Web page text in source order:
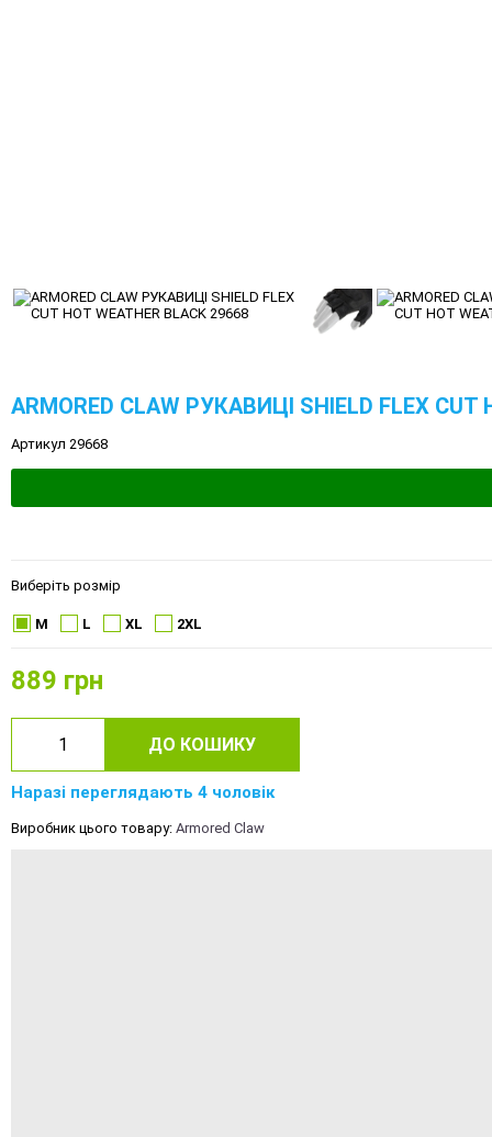
ARMORED CLAW РУКАВИЦІ SHIELD FLEX CUT
Артикул 29668
Виберіть розмір
M L XL 2XL
889 грн
ДО КОШИКУ
Наразі переглядають 4 чоловік
Виробник цього товару: Armored Claw